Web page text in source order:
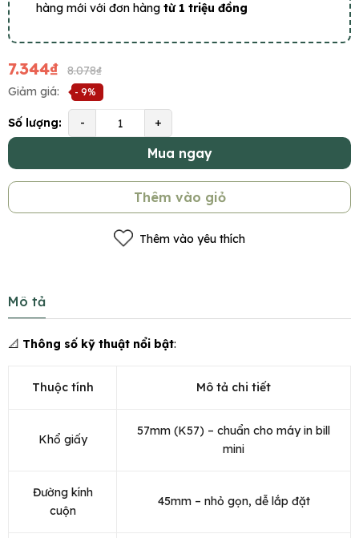
hàng mới với đơn hàng từ 1 triệu đồng
7.344₫
8.078₫
Giảm giá:
- 9%
Số lượng: - +
Mua ngay
Thêm vào giỏ
Thêm vào yêu thích
Mô tả
📐 Thông số kỹ thuật nổi bật:
Thuộc tính Mô tả chi tiết
Khổ giấy
57mm (K57) – chuẩn cho máy in bill
mini
Đường kính
cuộn
45mm – nhỏ gọn, dễ lắp đặt